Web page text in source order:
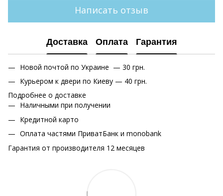
Написать отзыв
Доставка Оплата Гарантия
Новой почтой по Украине — 30 грн.
Курьером к двери по Киеву — 40 грн.
Подробнее о доставке
Наличными при получении
Кредитной карто
Оплата частями ПриватБанк и monobank
Гарантия от производителя 12 месяцев